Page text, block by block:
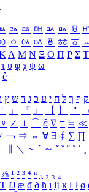
ㅬ ㅭ ㅮ ㅯ ㅰ ㅱ
ㆁ ㆂ ㆃ ㆄ ㆅ ㆆ
Λ Μ Ν Ξ Ο Π Ρ Σ Τ
τ υ φ χ ψ ω
ê
ק ף ך ל ח י ע כ ג ד ש ץ
「 」 『 』 【 】 ＂
♀ ∠ ⊥ ⌒ ∂ ∇ ≡ ≒ ≪
￢ ⇒ ⇔ ∀ ∃ ∮ ∑ ∏
＼ ∼ ´ ～ ˇ ˘ ˝ ˚ ˙ ¸
⅞ ¹ ² ³ ⁴ ⁿ ₁ ₂ ₃ ₄
Ŧ Ŋ æ đ ð ħ ı ĳ ĸ ŀ ł ø